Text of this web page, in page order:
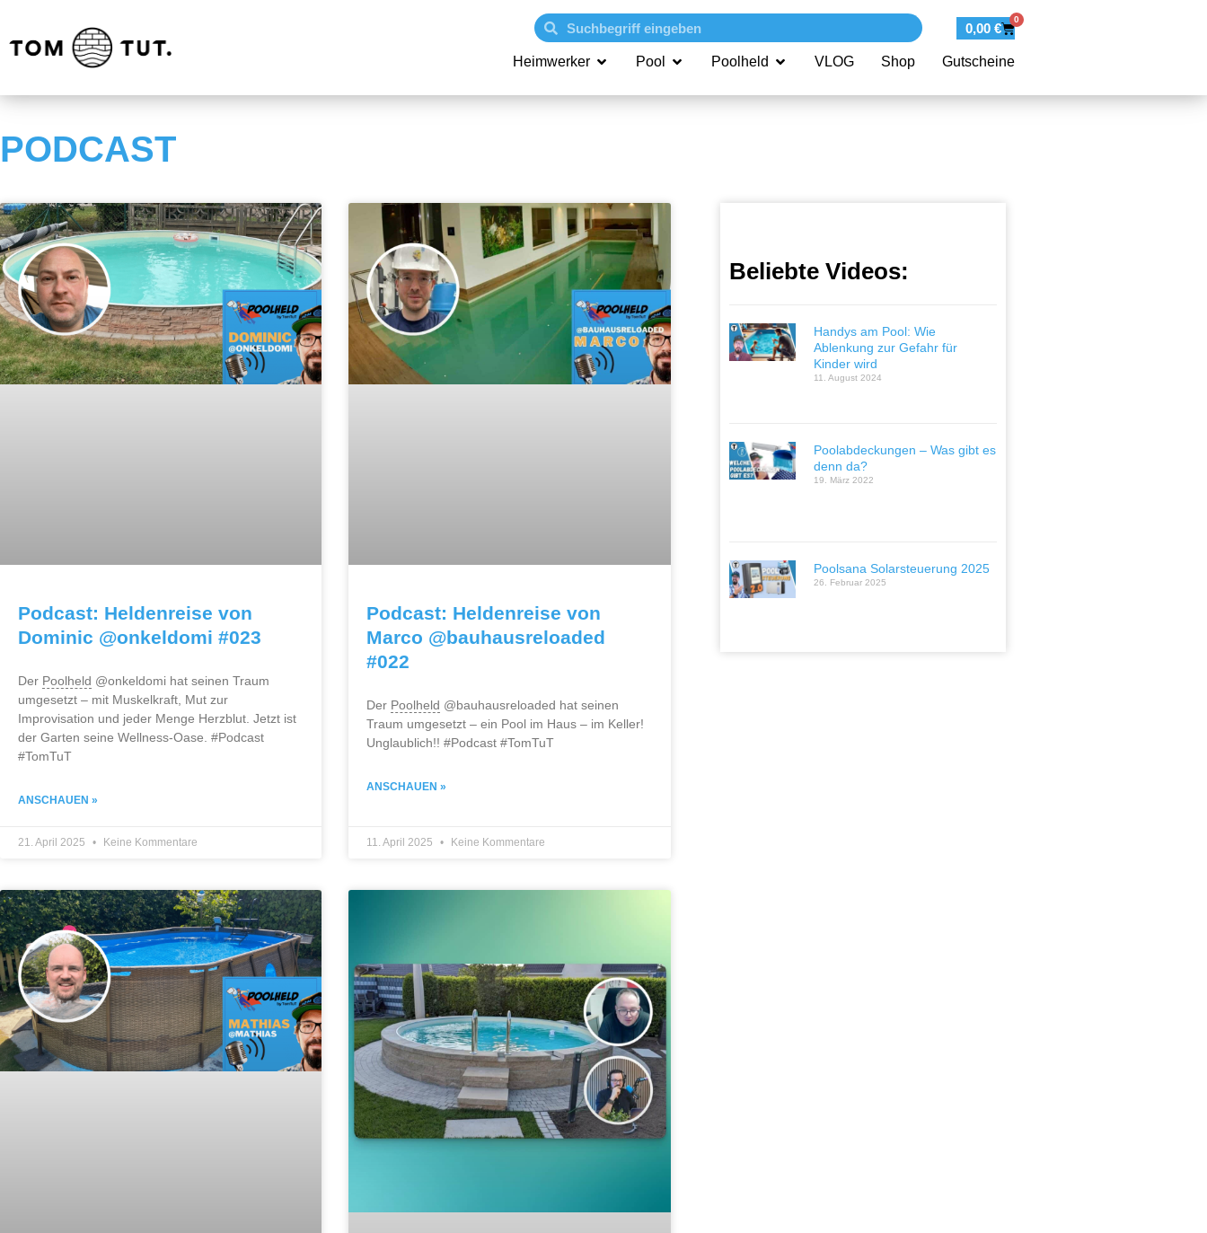
0,00 €
0
Heimwerker Pool Poolheld VLOG Shop Gutscheine
PODCAST
Podcast: Heldenreise von
Dominic @onkeldomi #023
Der Poolheld @onkeldomi hat seinen Traum
umgesetzt – mit Muskelkraft, Mut zur
Improvisation und jeder Menge Herzblut. Jetzt ist
der Garten seine Wellness-Oase. #Podcast
#TomTuT
ANSCHAUEN »
21. April 2025 Keine Kommentare
Podcast: Heldenreise von
Marco @bauhausreloaded
#022
Der Poolheld @bauhausreloaded hat seinen
Traum umgesetzt – ein Pool im Haus – im Keller!
Unglaublich!! #Podcast #TomTuT
ANSCHAUEN »
11. April 2025 Keine Kommentare
Beliebte Videos:
Handys am Pool: Wie
Ablenkung zur Gefahr für
Kinder wird
11. August 2024
Poolabdeckungen – Was gibt es
denn da?
19. März 2022
Poolsana Solarsteuerung 2025
26. Februar 2025